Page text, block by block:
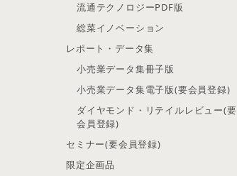
流通テクノロジーPDF版
総菜イノベーション
レポート・データ集
小売業データ集冊子版
小売業データ集電子版(要会員登録)
ダイヤモンド・リテイルレビュー(要
会員登録)
セミナー(要会員登録)
限定企画品